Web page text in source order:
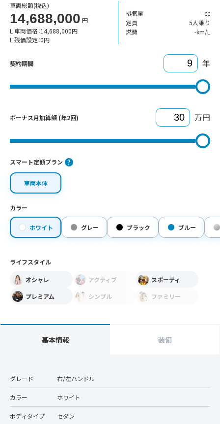
車両総額(税込)
14,688,000 円
L 車両価格：14,688,000円
L 残価設定：0円
排気量
-cc
定員
5人乗り
燃費
-km/L
契約期間 年
ボーナス月加算額 (年2回) 万円
スマート定額プラン
車両本体
カラー
ホワイト グレー ブラック ブルー
ライフスタイル
オシャレ アクティブ
スポーティ
プレミアム
シンプル ファミリー
基本情報 装備
グレード 右/左ハンドル
カラー ホワイト
ボディタイプ セダン